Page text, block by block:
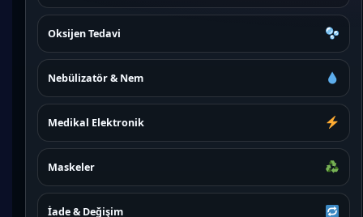
Oksijen Tedavi
Nebülizatör & Nem
Medikal Elektronik
Maskeler
İade & Değişim